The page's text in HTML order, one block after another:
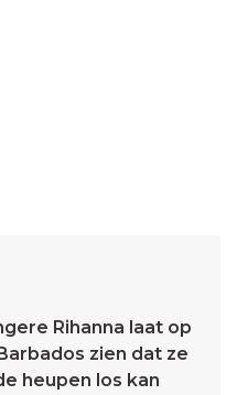
Rihanna laat op
zien dat ze
heupen los kan